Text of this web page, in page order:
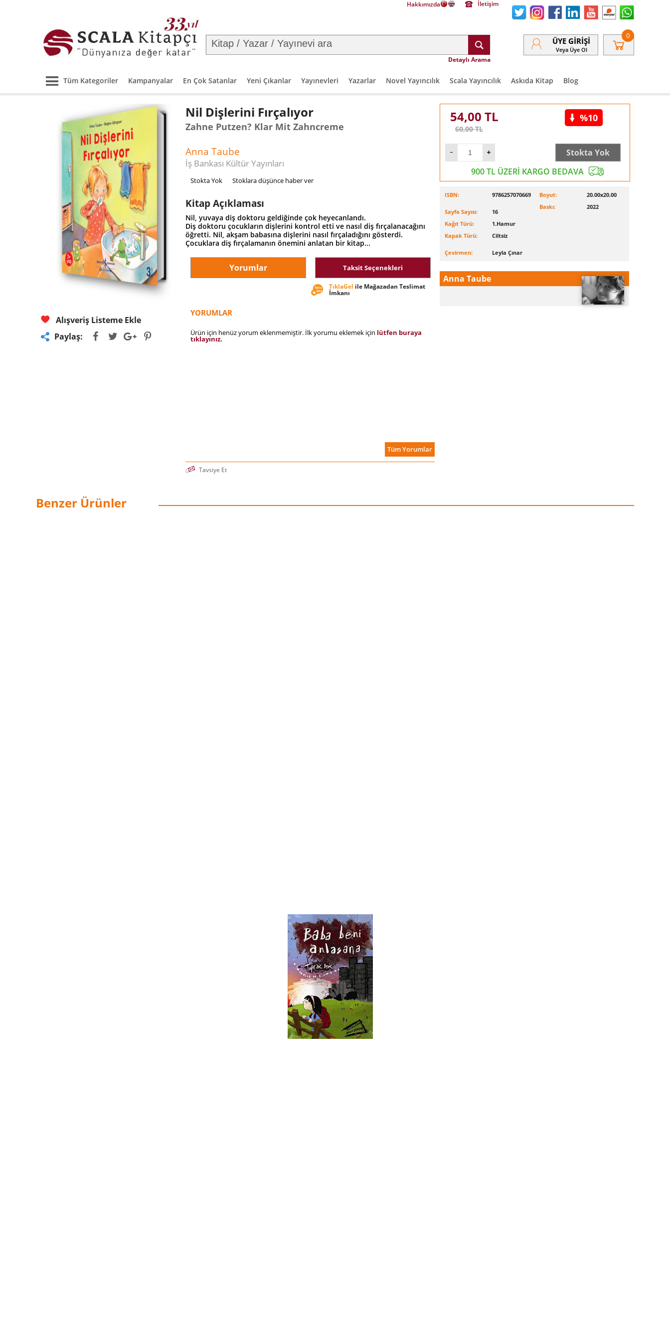
Hakkımızda İletişim
Detaylı Arama
ÜYE GIRIŞI
Veya Üye Ol
0
Tüm Kategoriler Kampanyalar En Çok Satanlar Yeni Çıkanlar Yayınevleri Yazarlar Novel Yayıncılık Scala Yayıncılık Askıda Kitap Blog
Alışveriş Listeme Ekle
Paylaş:
Nil Dişlerini Fırçalıyor
Zahne Putzen? Klar Mit Zahncreme
Anna Taube
İş Bankası Kültür Yayınları
Stokta Yok Stoklara düşünce haber ver
Kitap Açıklaması
Nil, yuvaya diş doktoru geldiğinde çok heyecanlandı.
Diş doktoru çocukların dişlerini kontrol etti ve nasıl diş fırçalanacağını
öğretti. Nil, akşam babasına dişlerini nasıl fırçaladığını gösterdi.
Çocuklara diş fırçalamanın önemini anlatan bir kitap...
Yorumlar Taksit Seçenekleri
TıklaGel ile Mağazadan Teslimat
İmkanı
YORUMLAR
Ürün için henüz yorum eklenmemiştir. İlk yorumu eklemek için lütfen buraya
tıklayınız.
Tüm Yorumlar
Tavsiye Et
54,00 TL
60,00TL
%10
Stokta Yok
900 TL ÜZERİ KARGO BEDAVA
ISBN: 9786257070669
Sayfa Sayısı:
16
Kağıt Türü:
1.Hamur
Kapak Türü:
Ciltsiz
Çevirmen: Leyla Çınar
Boyut:
20.00x20.00
Baskı:
2022
Anna Taube
Benzer Ürünler